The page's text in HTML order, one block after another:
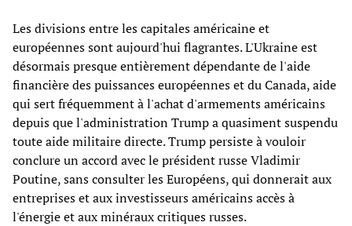
Les divisions entre les capitales américaine et
européennes sont aujourd'hui flagrantes. L'Ukraine est
désormais presque entièrement dépendante de l'aide
financière des puissances européennes et du Canada, aide
qui sert fréquemment à l'achat d'armements américains
depuis que l'administration Trump a quasiment suspendu
toute aide militaire directe. Trump persiste à vouloir
conclure un accord avec le président russe Vladimir
Poutine, sans consulter les Européens, qui donnerait aux
entreprises et aux investisseurs américains accès à
l'énergie et aux minéraux critiques russes.